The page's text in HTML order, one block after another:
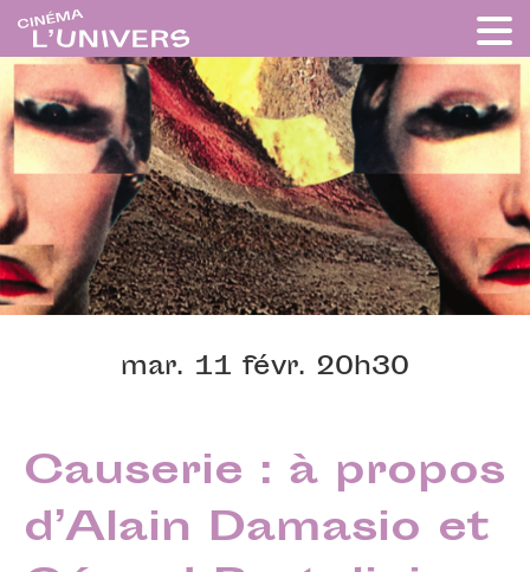
mar. 11 févr. 20h30
Causerie : à propos
d’Alain Damasio et